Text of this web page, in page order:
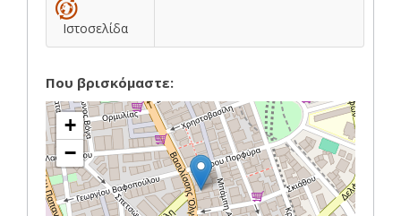
Ιστοσελίδα
Που βρισκόμαστε:
+
−